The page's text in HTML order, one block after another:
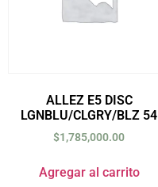
ALLEZ E5 DISC
LGNBLU/CLGRY/BLZ 54
$1,785,000.00
Agregar al carrito